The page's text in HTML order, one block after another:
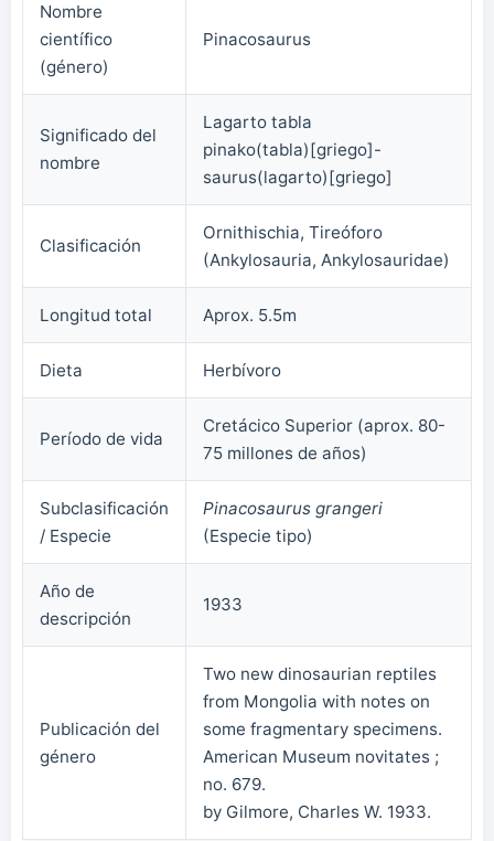
Nombre
científico
(género)
Pinacosaurus
Significado del
nombre
Lagarto tabla
pinako(tabla)[griego]-
saurus(lagarto)[griego]
Clasificación
Ornithischia, Tireóforo
(Ankylosauria, Ankylosauridae)
Longitud total Aprox. 5.5m
Dieta Herbívoro
Período de vida
Cretácico Superior (aprox. 80-
75 millones de años)
Subclasificación
/ Especie
Pinacosaurus grangeri
(Especie tipo)
Año de
descripción
1933
Publicación del
género
Two new dinosaurian reptiles
from Mongolia with notes on
some fragmentary specimens.
American Museum novitates ;
no. 679.
by Gilmore, Charles W. 1933.